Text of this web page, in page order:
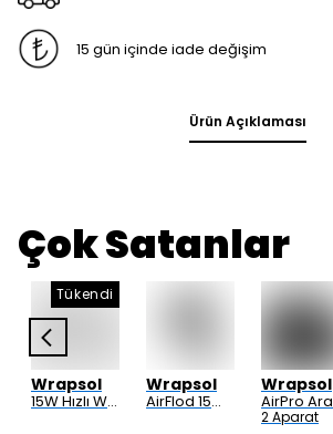
15 gün içinde iade değişim
Ürün Açıklaması
Çok Satanlar
Tükendi
Wrapsol
15W Hızlı Wireless Kablosuz Şarj Standı 4 in 1 Masaüstü İstasyon -iPhone-android-watch-airpods Uyumlu
Wrapsol
AirFlod 15W Wireless Kablosuz Şarj Standı Alüminyum Katlanabilir 3in1 iPhone-android-watch-airpods
Wrapsol
2 Aparat